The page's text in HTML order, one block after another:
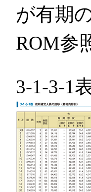
が有期
ROM参
3-1-3-1